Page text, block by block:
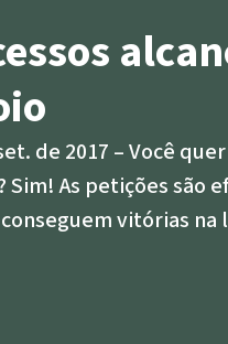
de 2017
Você
Sim! As petições são
vitórias na